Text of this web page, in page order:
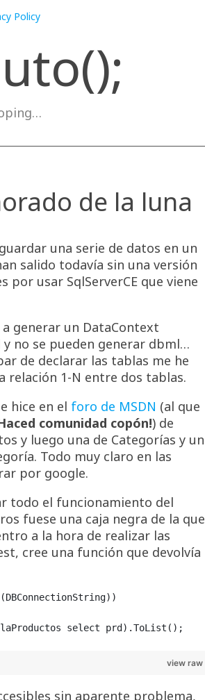
Policy
de la luna
una serie de datos en un
salido todavía sin una versión
por usar SqlServerCE que viene
generar un DataContext
no se pueden generar dbml…
de declarar las tablas me he
relación 1-N entre dos tablas.
hice en el foro de MSDN (al que
comunidad copón!) de
y luego una de Categorías y un
Todo muy claro en las
por google.
todo el funcionamiento del
fuese una caja negra de la que
a la hora de realizar las
cree una función que devolvía
select prd).ToList();
view raw
sin aparente problema,